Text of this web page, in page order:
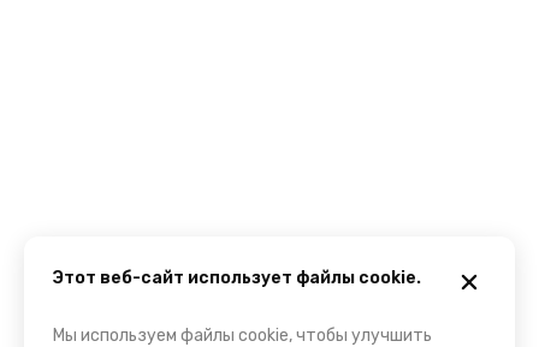
Этот веб-сайт использует файлы cookie.
Мы используем файлы cookie, чтобы улучшить